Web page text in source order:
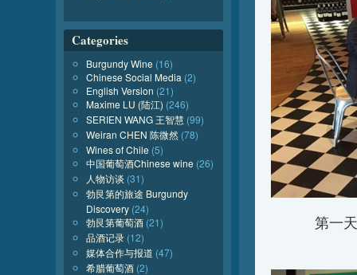
第一
Categories
Burgundy Wine (16)
Chinese Social Media (2)
English Version (21)
Maxime LU (陆江) (246)
SERIEN WANG 王智慧 (99)
Weiran CHEN 陈微然 (78)
Wines of Chile (5)
中国葡萄酒Chinese wine (26)
人物访谈 (31)
勃艮第的旅途 Burgundy
Discovery (24)
勃艮第葡萄酒 (21)
品酒记录 (12)
媒体合作与报道 (47)
希腊葡萄酒 (2)